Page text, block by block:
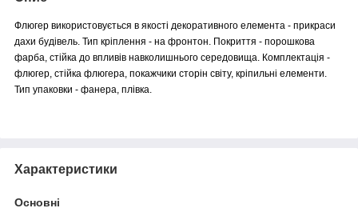
Флюгер використовується в якості декоративного елемента - прикраси
дахи будівель. Тип кріплення - на фронтон. Покриття - порошкова
фарба, стійка до впливів навколишнього середовища. Комплектація -
флюгер, стійка флюгера, покажчики сторін світу, кріпильні елементи.
Тип упаковки - фанера, плівка.
Характеристики
Основні